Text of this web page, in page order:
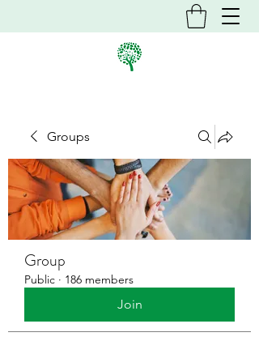
Groups
Group
Public · 186 members
Join